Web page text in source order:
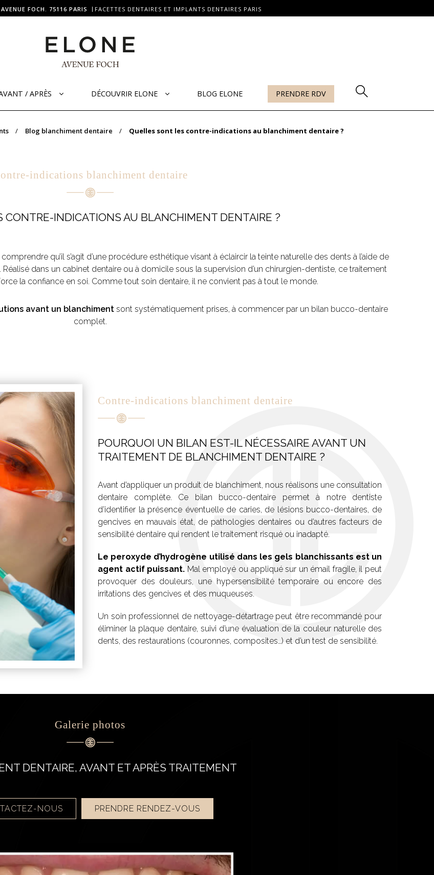
FOCH. 75116 PARIS FACETTES DENTAIRES ET IMPLANTS DENTAIRES PARIS
/ APRÈS DÉCOUVRIR ELONE BLOG ELONE PRENDRE RDV
Blog blanchiment dentaire Quelles sont les contre-indications au blanchiment dentaire ?
indications blanchiment dentaire
CONTRE-INDICATIONS AU BLANCHIMENT DENTAIRE ?
comprendre qu’il s’agit d’une procédure esthétique visant à éclaircir la teinte naturelle des dents à l’aide de
dans un cabinet dentaire ou à domicile sous la supervision d’un chirurgien-dentiste, ce traitement
la confiance en soi. Comme tout soin dentaire, il ne convient pas à tout le monde.
avant un blanchiment sont systématiquement prises, à commencer par un bilan bucco-dentaire
complet.
Contre-indications blanchiment dentaire
POURQUOI UN BILAN EST-IL NÉCESSAIRE AVANT UN
TRAITEMENT DE BLANCHIMENT DENTAIRE ?
Avant d’appliquer un produit de blanchiment, nous réalisons une consultation
dentaire complète. Ce bilan bucco-dentaire permet à notre dentiste
d’identifier la présence éventuelle de caries, de lésions bucco-dentaires, de
gencives en mauvais état, de pathologies dentaires ou d’autres facteurs de
sensibilité dentaire qui rendent le traitement risqué ou inadapté.
Le peroxyde d’hydrogène utilisé dans les gels blanchissants est un
agent actif puissant. Mal employé ou appliqué sur un émail fragile, il peut
provoquer des douleurs, une hypersensibilité temporaire ou encore des
irritations des gencives et des muqueuses.
Un soin professionnel de nettoyage-détartrage peut être recommandé pour
éliminer la plaque dentaire, suivi d’une évaluation de la couleur naturelle des
dents, des restaurations (couronnes, composites…) et d’un test de sensibilité.
Galerie photos
DENTAIRE, AVANT ET APRÈS TRAITEMENT
NOUS PRENDRE RENDEZ-VOUS